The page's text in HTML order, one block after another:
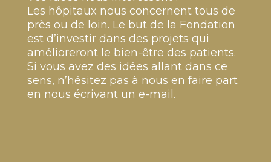
Les hôpitaux nous concernent tous de
près ou de loin. Le but de la Fondation
est d’investir dans des projets qui
amélioreront le bien-être des patients.
Si vous avez des idées allant dans ce
sens, n’hésitez pas à nous en faire part
en nous écrivant un e-mail.